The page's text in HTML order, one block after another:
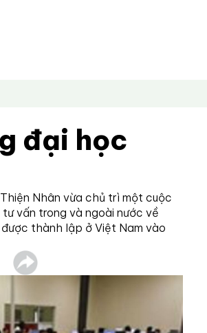
đại học
Nhân vừa chủ trì một cuộc
vấn trong và ngoài nước về
thành lập ở Việt Nam vào